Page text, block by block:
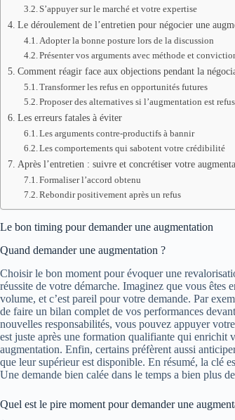
S’appuyer sur le marché et votre expertise
Le déroulement de l’entretien pour négocier une
Adopter la bonne posture lors de la discussion
Présenter vos arguments avec méthode et
Comment réagir face aux objections pendant la
Transformer les refus en opportunités futures
Proposer des alternatives si l’augmentation est
Les erreurs fatales à éviter
Les arguments contre-productifs à bannir
Les comportements qui sabotent votre crédibilité
Après l’entretien : suivre et concrétiser votre
Formaliser l’accord obtenu
Rebondir positivement après un refus
Le bon timing pour demander une augmentation
Quand demander une augmentation ?
Choisir le bon moment pour évoquer une
réussite de votre démarche. Imaginez que vous êtes
volume, et c’est pareil pour votre demande. Par
de faire un bilan complet de vos performances
nouvelles responsabilités, vous pouvez appuyer
est juste après une formation qualifiante qui enrichit
augmentation. Enfin, certains préfèrent aussi
que leur supérieur est disponible. En résumé, la clé
Une demande bien calée dans le temps a bien plus
Quel est le pire moment pour demander une